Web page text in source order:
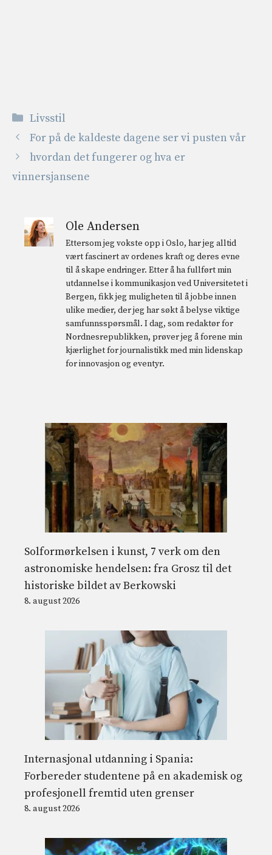
Kategorier
Livsstil
For på de kaldeste dagene ser vi pusten vår
hvordan det fungerer og hva er
vinnersjansene
Ole Andersen
Ettersom jeg vokste opp i Oslo, har jeg alltid
vært fascinert av ordenes kraft og deres evne
til å skape endringer. Etter å ha fullført min
utdannelse i kommunikasjon ved Universitetet i
Bergen, fikk jeg muligheten til å jobbe innen
ulike medier, der jeg har søkt å belyse viktige
samfunnsspørsmål. I dag, som redaktør for
Nordnesrepublikken, prøver jeg å forene min
kjærlighet for journalistikk med min lidenskap
for innovasjon og eventyr.
Solformørkelsen i kunst, 7 verk om den
astronomiske hendelsen: fra Grosz til det
historiske bildet av Berkowski
8. august 2026
Internasjonal utdanning i Spania:
Forbereder studentene på en akademisk og
profesjonell fremtid uten grenser
8. august 2026